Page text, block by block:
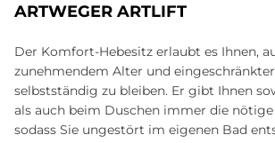
ART­WE­GER ART­LIFT
Der Komfort-Hebesitz erlaubt es Ihnen,
zunehmendem Alter und
selbstständig zu bleiben. Er gibt Ihnen
als auch beim Duschen immer die
sodass Sie ungestört im eigenen Bad